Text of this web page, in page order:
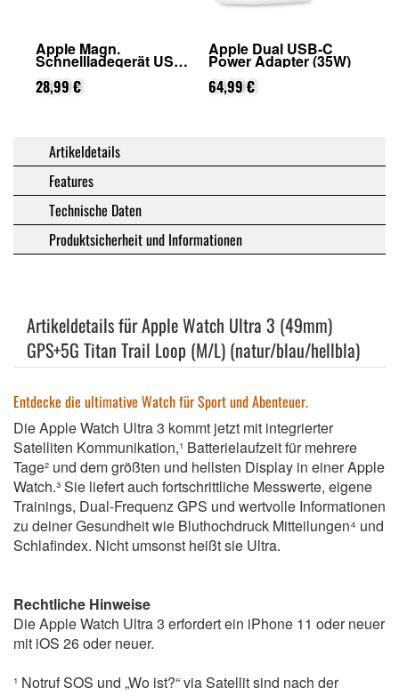
Apple Magn.
Schnellladegerät USB-
C (1m) (Schwarz)
28,99 €
Apple Dual USB-C
Power Adapter (35W)
64,99 €
Artikeldetails
Features
Technische Daten
Produktsicherheit und Informationen
Artikeldetails für Apple Watch Ultra 3 (49mm)
GPS+5G Titan Trail Loop (M/L) (natur/blau/hellbla)
Entdecke die ultimative Watch für Sport und Abenteuer.
Die Apple Watch Ultra 3 kommt jetzt mit integrierter
Satelliten Kommunikation,¹ Batterielaufzeit für mehrere
Tage² und dem größten und hellsten Display in einer Apple
Watch.³ Sie liefert auch fortschrittliche Messwerte, eigene
Trainings, Dual-Frequenz GPS und wertvolle Informationen
zu deiner Gesundheit wie Bluthochdruck Mitteilungen⁴ und
Schlafindex. Nicht umsonst heißt sie Ultra.
Rechtliche Hinweise
Die Apple Watch Ultra 3 erfordert ein iPhone 11 oder neuer
mit iOS 26 oder neuer.
¹ Notruf SOS und „Wo ist?“ via Satellit sind nach der